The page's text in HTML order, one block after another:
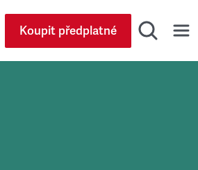
Koupit předplatné